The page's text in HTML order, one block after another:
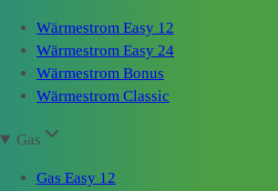
Wärmestrom Easy 12
Wärmestrom Easy 24
Wärmestrom Bonus
Wärmestrom Classic
Gas
Gas Easy 12